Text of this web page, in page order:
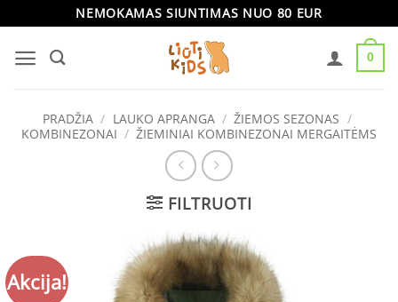
content
NEMOKAMAS SIUNTIMAS NUO 80 EUR
0
PRADŽIA / LAUKO APRANGA / ŽIEMOS SEZONAS /
KOMBINEZONAI / ŽIEMINIAI KOMBINEZONAI MERGAITĖMS
FILTRUOTI
Akcija!